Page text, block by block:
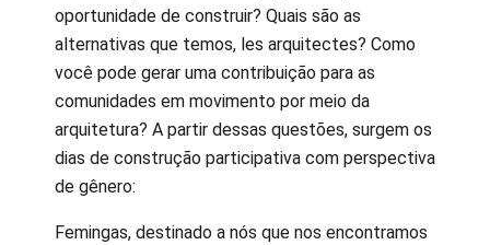
oportunidade de construir? Quais são as
alternativas que temos, les arquitectes? Como
você pode gerar uma contribuição para as
comunidades em movimento por meio da
arquitetura? A partir dessas questões, surgem os
dias de construção participativa com perspectiva
de gênero:
Femingas, destinado a nós que nos encontramos